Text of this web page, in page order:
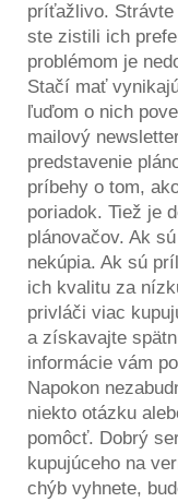
príťažlivo.
ste zistili ich
problémom je
Stačí mať
ľuďom o nich
mailový
predstavenie
príbehy o tom,
poriadok. Tiež je
plánovačov. Ak
nekúpia. Ak sú
ich kvalitu za
privláči viac
a získavajte
informácie vám
Napokon
niekto otázku
pomôcť. Dobrý
kupujúceho na
chýb vyhnete,